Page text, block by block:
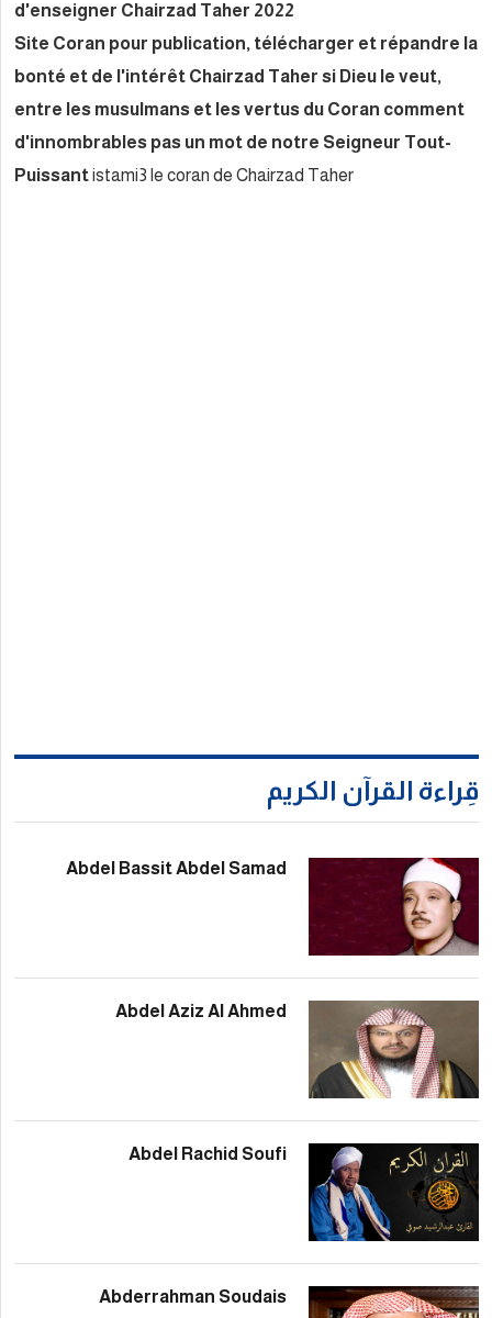
d'enseigner Chairzad Taher
Site Coran pour publication,
bonté et de l'intérêt Chairzad
entre les musulmans et les
d'innombrables pas un mot
Puissantistami3 le coran de
Abdel Bassit Abdel
Abdel Aziz Al
Abdel Rachid
Abderrahman